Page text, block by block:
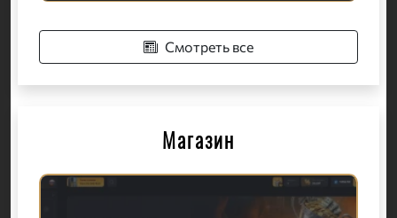
Смотреть все
Магазин